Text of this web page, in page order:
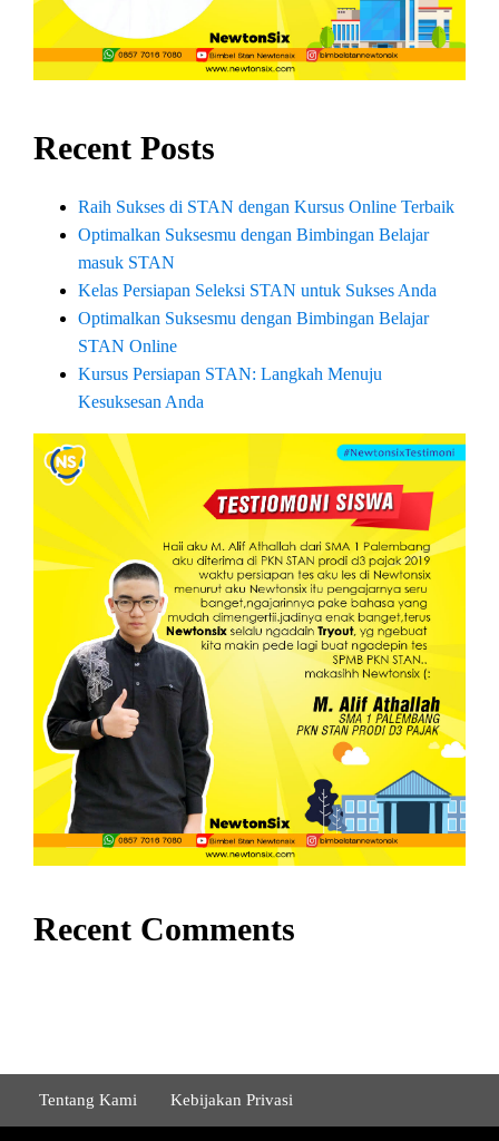
Recent Posts
Raih Sukses di STAN dengan Kursus Online Terbaik
Optimalkan Suksesmu dengan Bimbingan Belajar
masuk STAN
Kelas Persiapan Seleksi STAN untuk Sukses Anda
Optimalkan Suksesmu dengan Bimbingan Belajar
STAN Online
Kursus Persiapan STAN: Langkah Menuju
Kesuksesan Anda
Recent Comments
Tentang Kami Kebijakan Privasi